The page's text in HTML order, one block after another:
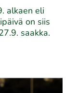
alkaen eli
on siis
saakka.